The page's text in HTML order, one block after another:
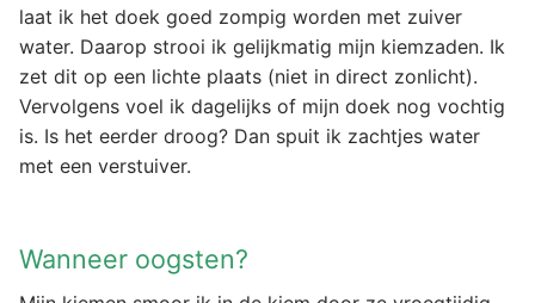
laat ik het doek goed zompig worden met zuiver
water. Daarop strooi ik gelijkmatig mijn kiemzaden. Ik
zet dit op een lichte plaats (niet in direct zonlicht).
Vervolgens voel ik dagelijks of mijn doek nog vochtig
is. Is het eerder droog? Dan spuit ik zachtjes water
met een verstuiver.
Wanneer oogsten?